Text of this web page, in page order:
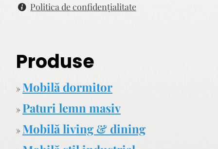
Politica de confidenţialitate
Produse
» Mobilă dormitor
» Paturi lemn masiv
» Mobilă living & dining